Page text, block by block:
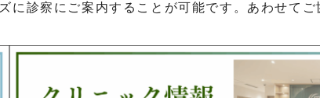
診察にご案内することが可能です。あわせてご